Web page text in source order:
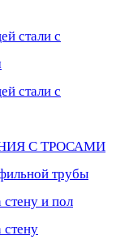
стали с
стали с
С ТРОСАМИ
трубы
и пол